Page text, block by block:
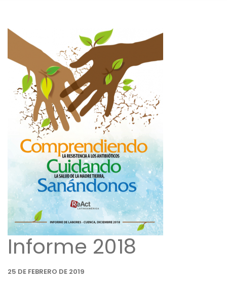
Informe 2018
25 DE FEBRERO DE 2019